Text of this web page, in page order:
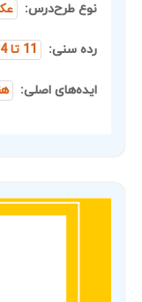
نوع طرح‌درس:
رده سنی: 11 تا 14 سال
ایده‌های اصلی: